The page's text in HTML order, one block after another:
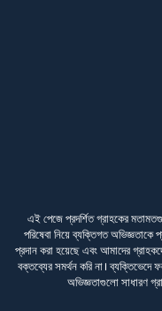
এই পেজে প্রদর্শিত গ্রাহকের
পরিষেবা নিয়ে ব্যক্তিগত
প্রদান করা হয়েছে এবং আমাদের
বক্তব্যের সমর্থন করি না। ব্যক্তিভেদে
অভিজ্ঞতাগুলো সাধারণ